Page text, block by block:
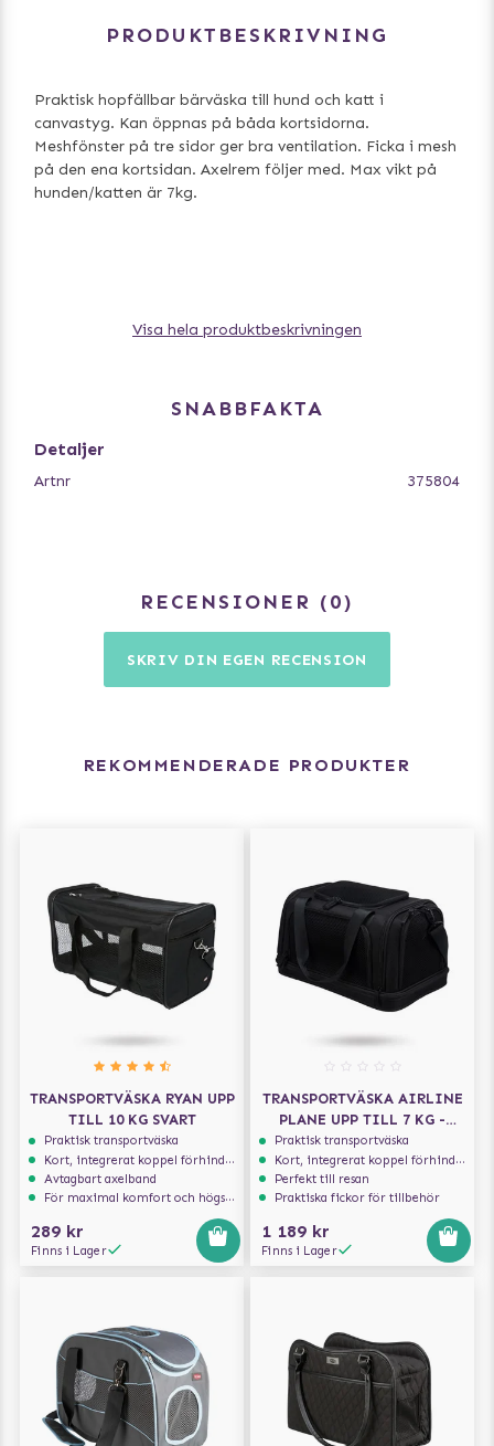
PRODUKTBESKRIVNING
Praktisk hopfällbar bärväska till hund och katt i
canvastyg. Kan öppnas på båda kortsidorna.
Meshfönster på tre sidor ger bra ventilation. Ficka i mesh
på den ena kortsidan. Axelrem följer med. Max vikt på
hunden/katten är 7kg.
Mått: 46x26x27 cm
Visa hela produktbeskrivningen
SNABBFAKTA
Detaljer
Artnr 375804
RECENSIONER 0
SKRIV DIN EGEN RECENSION
REKOMMENDERADE PRODUKTER
TRANSPORTVÄSKA RYAN UPP
TILL 10 KG SVART
Praktisk transportväska
Kort, integrerat koppel förhindrar att hunden hoppar ur
Avtagbart axelband
För maximal komfort och högsta säkerhet
289 kr
Finns i Lager
TRANSPORTVÄSKA AIRLINE
PLANE UPP TILL 7 KG -
SVART
Praktisk transportväska
Kort, integrerat koppel förhindrar att hunden hoppar ur
Perfekt till resan
Praktiska fickor för tillbehör
1 189 kr
Finns i Lager